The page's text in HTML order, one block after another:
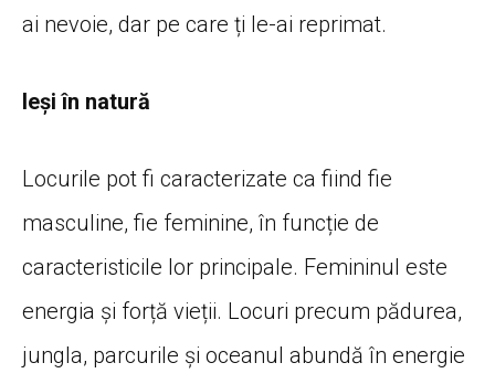
ai nevoie, dar pe care ți le-ai reprimat.
Ieși în natură
Locurile pot fi caracterizate ca fiind fie
masculine, fie feminine, în funcție de
caracteristicile lor principale. Femininul este
energia și forță vieții. Locuri precum pădurea,
jungla, parcurile și oceanul abundă în energie